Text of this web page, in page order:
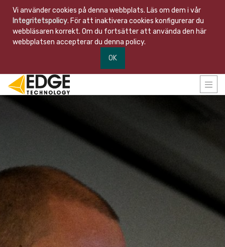
Vi använder cookies på denna webbplats. Läs om dem i vår
Integritetspolicy. För att inaktivera cookies konfigurerar du
webbläsaren korrekt. Om du fortsätter att använda den här
webbplatsen accepterar du denna policy.
OK